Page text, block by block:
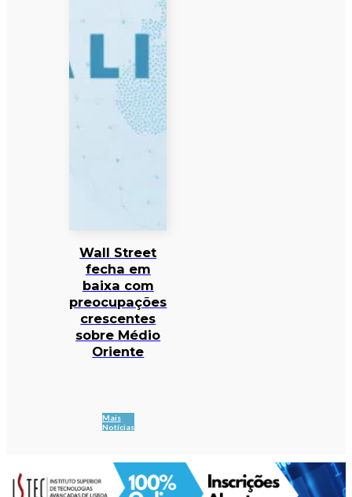
Wall Street
fecha em
baixa com
preocupações
crescentes
sobre Médio
Oriente
Mais
Notícias